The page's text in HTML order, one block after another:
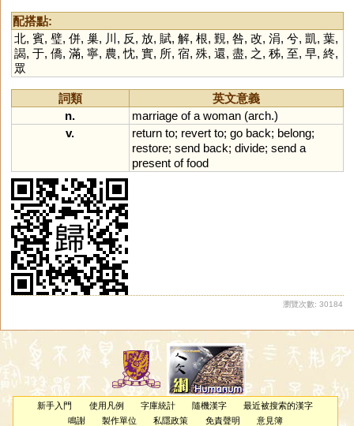
配搭點:
北, 賓, 璧, 併, 巢, 川 , 反, 放, 賦, 解, 根, 覲, 咎, 改, 涓, 兮, 凱, 葉,
謁, 于, 僑, 滿, 寧, 農,忱, 實, 所, 宿, 殊, 還, 盡, 之, 秭, 至, 早, 終,
眾
詞類
英文意義
n.
marriage of a woman(arch.)
v.
return to; revert to; go back; belong;
restore; send back; divide; send a
present of food
瀏覽次數: 30184
新手入門 使用凡例 字庫統計 隨機漢字
最近被搜索的漢字
鳴謝
製作單位 私隱政策 免責聲明 意見簿